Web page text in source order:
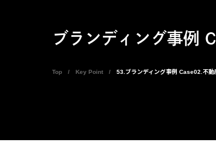
ブランディング事例
Top Key Point 53.ブランディング事例 Case02.不動